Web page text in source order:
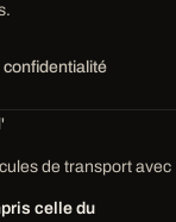
confidentialité
de transport avec
celle du